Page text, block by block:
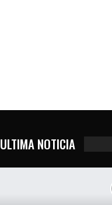
ULTIMA NOTICIA